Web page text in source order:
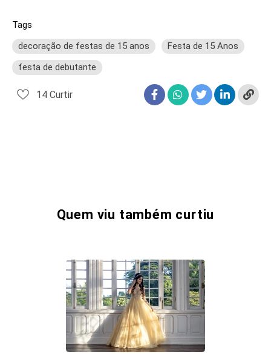
Tags
decoração de festas de 15 anos
Festa de 15 Anos
festa de debutante
14 Curtir
Quem viu também curtiu